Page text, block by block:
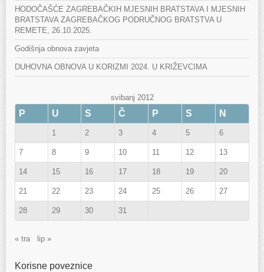
HODOČAŠĆE ZAGREBAČKIH MJESNIH BRATSTAVA I MJESNIH
BRATSTAVA ZAGREBAČKOG PODRUČNOG BRATSTVA U
REMETE, 26.10.2025.
Godišnja obnova zavjeta
DUHOVNA OBNOVA U KORIZMI 2024. U KRIŽEVCIMA
svibanj 2012
P U S Č P S N
1 2 3 4 5 6
7 8 9 10 11 12 13
14 15 16 17 18 19 20
21 22 23 24 25 26 27
28 29 30 31
« tra lip »
Korisne poveznice